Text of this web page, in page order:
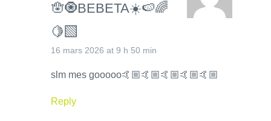
🪬🧿BEBETA☀️🍉🌈
🍋‍🟩
16 mars 2026 at 9 h 50 min
slm mes gooooo🤙🏼🤙🏼🤙🏼🤙🏼🤙🏼
Reply